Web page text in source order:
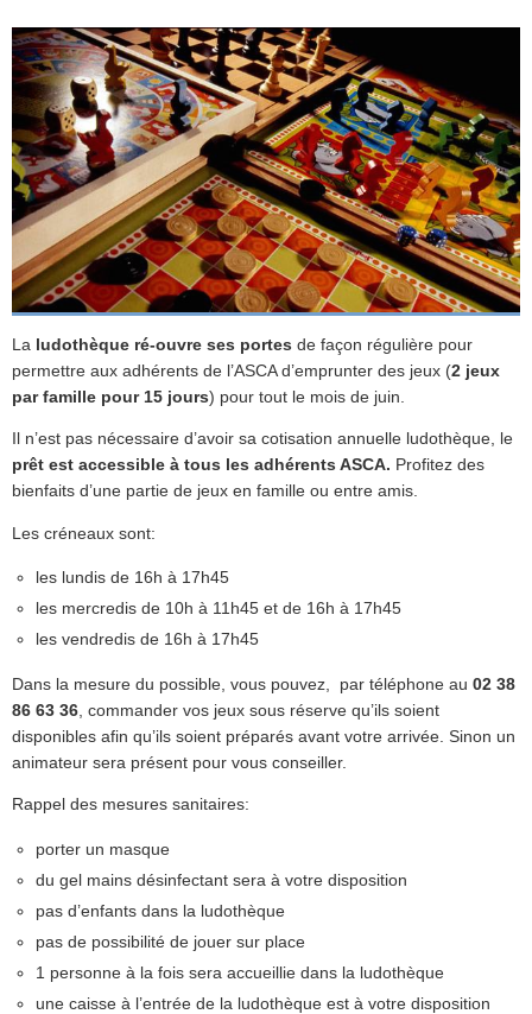
La ludothèque ré-ouvre ses portes de façon régulière pour
permettre aux adhérents de l’ASCA d’emprunter des jeux (2 jeux
par famille pour 15 jours) pour tout le mois de juin.
Il n’est pas nécessaire d’avoir sa cotisation annuelle ludothèque, le
prêt est accessible à tous les adhérents ASCA. Profitez des
bienfaits d’une partie de jeux en famille ou entre amis.
Les créneaux sont:
les lundis de 16h à 17h45
les mercredis de 10h à 11h45 et de 16h à 17h45
les vendredis de 16h à 17h45
Dans la mesure du possible, vous pouvez, par téléphone au 02 38
86 63 36 , commander vos jeux sous réserve qu’ils soient
disponibles afin qu’ils soient préparés avant votre arrivée. Sinon un
animateur sera présent pour vous conseiller.
Rappel des mesures sanitaires:
porter un masque
du gel mains désinfectant sera à votre disposition
pas d’enfants dans la ludothèque
pas de possibilité de jouer sur place
1 personne à la fois sera accueillie dans la ludothèque
une caisse à l’entrée de la ludothèque est à votre disposition